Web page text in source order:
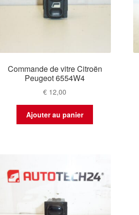
Commande de vitre Citroën
Peugeot 6554W4
€ 12,00
Ajouter au panier